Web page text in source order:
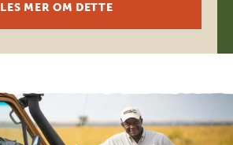
LES MER OM DETTE